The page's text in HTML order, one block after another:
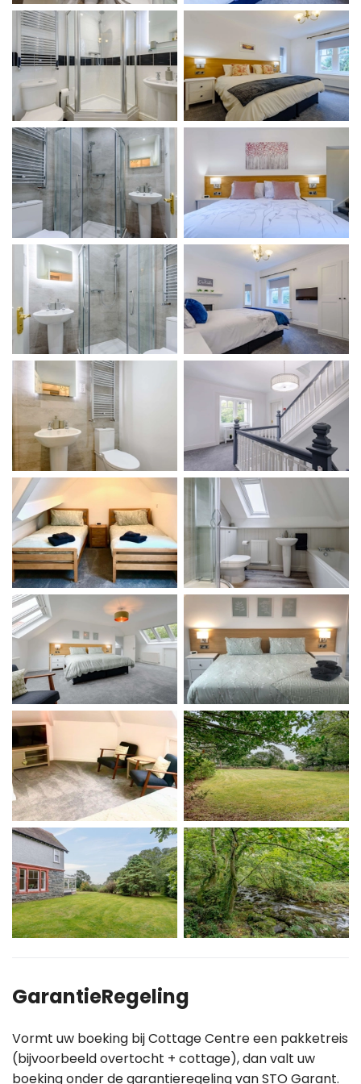
GarantieRegeling
Vormt uw boeking bij Cottage Centre een pakketreis
(bijvoorbeeld overtocht + cottage), dan valt uw
boeking onder de garantieregeling van STO Garant.